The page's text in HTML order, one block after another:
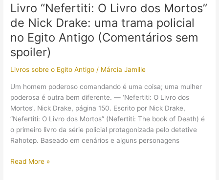
Egito
Antigo
Livro “Nefertiti: O Livro dos Mortos”
de Nick Drake: uma trama policial
no Egito Antigo (Comentários sem
spoiler)
Livros sobre o Egito Antigo / Márcia Jamille
Um homem poderoso comandando é uma coisa; uma mulher
poderosa é outra bem diferente. — ‘Nefertiti: O Livro dos
Mortos’, Nick Drake, página 150. Escrito por Nick Drake,
“Nefertiti: O Livro dos Mortos” (Nefertiti: The book of Death) é
o primeiro livro da série policial protagonizada pelo detetive
Rahotep. Baseado em cenários e alguns personagens
Livro
Read More »